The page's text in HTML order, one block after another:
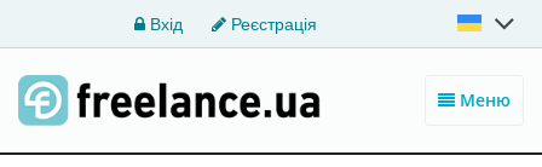
Вхід Реєстрація
Меню